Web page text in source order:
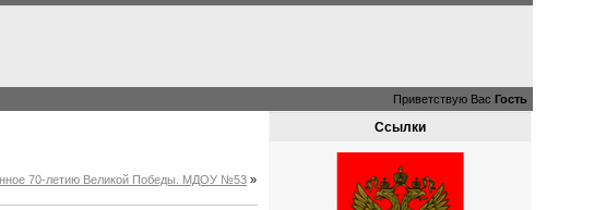
Приветствую Вас Гость
70-летию Великой Победы. МДОУ №53 »
Ссылки